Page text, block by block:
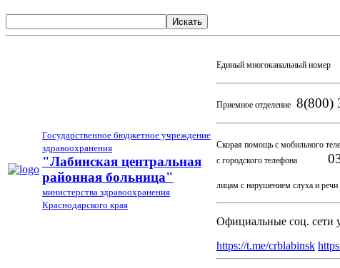
Искать
Государственное бюджетное учреждение
здравоохранения
"Лабинская центральная
районная больница"
министерства здравоохранения
Краснодарского края
Единый многоканальный номер
Приемное отделение 8(800)
Скорая помощь с мобильного
с городского телефона 03,
лицам с нарушением слуха и
Официальные соц. сети
https://t.me/crblabinsk